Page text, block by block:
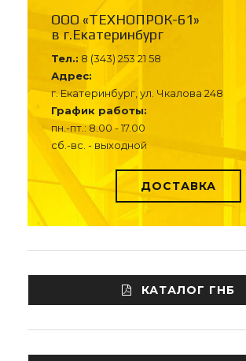
ООО «ТЕХНОПРОК-61»
в г.Екатеринбург
Тел.: 8 (343) 253 21 58
Адрес:
г. Екатеринбург, ул. Чкалова 248
График работы:
пн.-пт.: 8.00 - 17.00
сб.-вс. - выходной
ДОСТАВКА
КАТАЛОГ ГНБ